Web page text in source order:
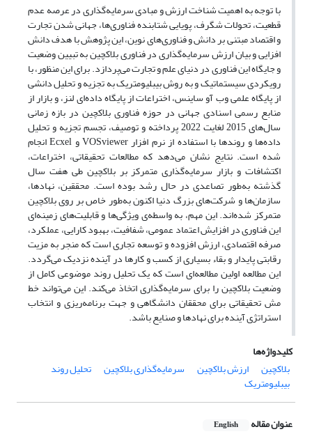
با توجه به اهمیت شناخت ارزش و مبادی سرمایه‌گذاری در عرصه عدم
قطعیت، تحولات شگرف، پویایی شتابنده فناوری‌ها، جهانی شدن تجارت
و اقتصاد مبتنی بر دانش و فناوری‌های نوین، این پژوهش با هدف دانش
افزایی و بیان ارزش سرمایه‌گذاری در فناوری بلاکچین به تبیین وضعیت
و جایگاه این فناوری در دنیای علم و تجارت می‌پردازد. برای این منظور، با
رویکردی سیستماتیک و به روش بیبلیومتریک به تجزیه و تحلیل دانشی
از پایگاه علمی وب آو ساینس، اختراعات از پایگاه داده‌ای لنز، و بازار از
منابع رسمی اسنادی جهانی در حوزه‌ فناوری بلاکچین در بازه زمانی
سال‌های 2015 لغایت 2022 پرداخته و توصیف، تجسم تجزیه و تحلیل
داده‌ها و روندها با استفاده از نرم افزار VOSviewer و Ecxel انجام
شده است. نتایج نشان می‌دهد که مطالعات تحقیقاتی، اختراعات،
اکتشافات و بازار سرمایه‌گذاری متمرکز بر بلاکچین طی هفت سال
گذشته به‌طور تصاعدی در حال رشد بوده است. محققین، نهادها،
سازمان‌ها و شرکت‌های بزرگ دنیا اکنون به‌طور خاص بر روی بلاکچین
متمرکز شده‌اند. این مهم، به واسطه‌ی ویژگی‌ها و قابلیت‌های زمینه‌ای
این فناوری در افزایش اعتماد عمومی، شفافیت، بهبود کارایی، عملکرد،
صرفه اقتصادی، ارزش افزوده و توسعه تجاری است که منجر به مزیت
رقابتی پایدار و بقاء بسیاری از کسب و کارها در آینده نزدیک می‌گردد.
این مطالعه اولین مطالعه‌ای است که یک تحلیل روند موضوعی کامل از
وضعیت بلاکچین را برای سرمایه‌گذاری اتخاذ می‌کند. این می‌تواند خط
مش تحقیقاتی برای محققان دانشگاهی و جهت برنامه‌ریزی و انتخاب
استراتژی آینده برای نهادها و صنایع باشد.
کلیدواژه‌ها
بلاکچین
ارزش بلاکچین سرمایه‌گذاری بلاکچین تحلیل روند
بیبلیومتریک
عنوان مقاله English